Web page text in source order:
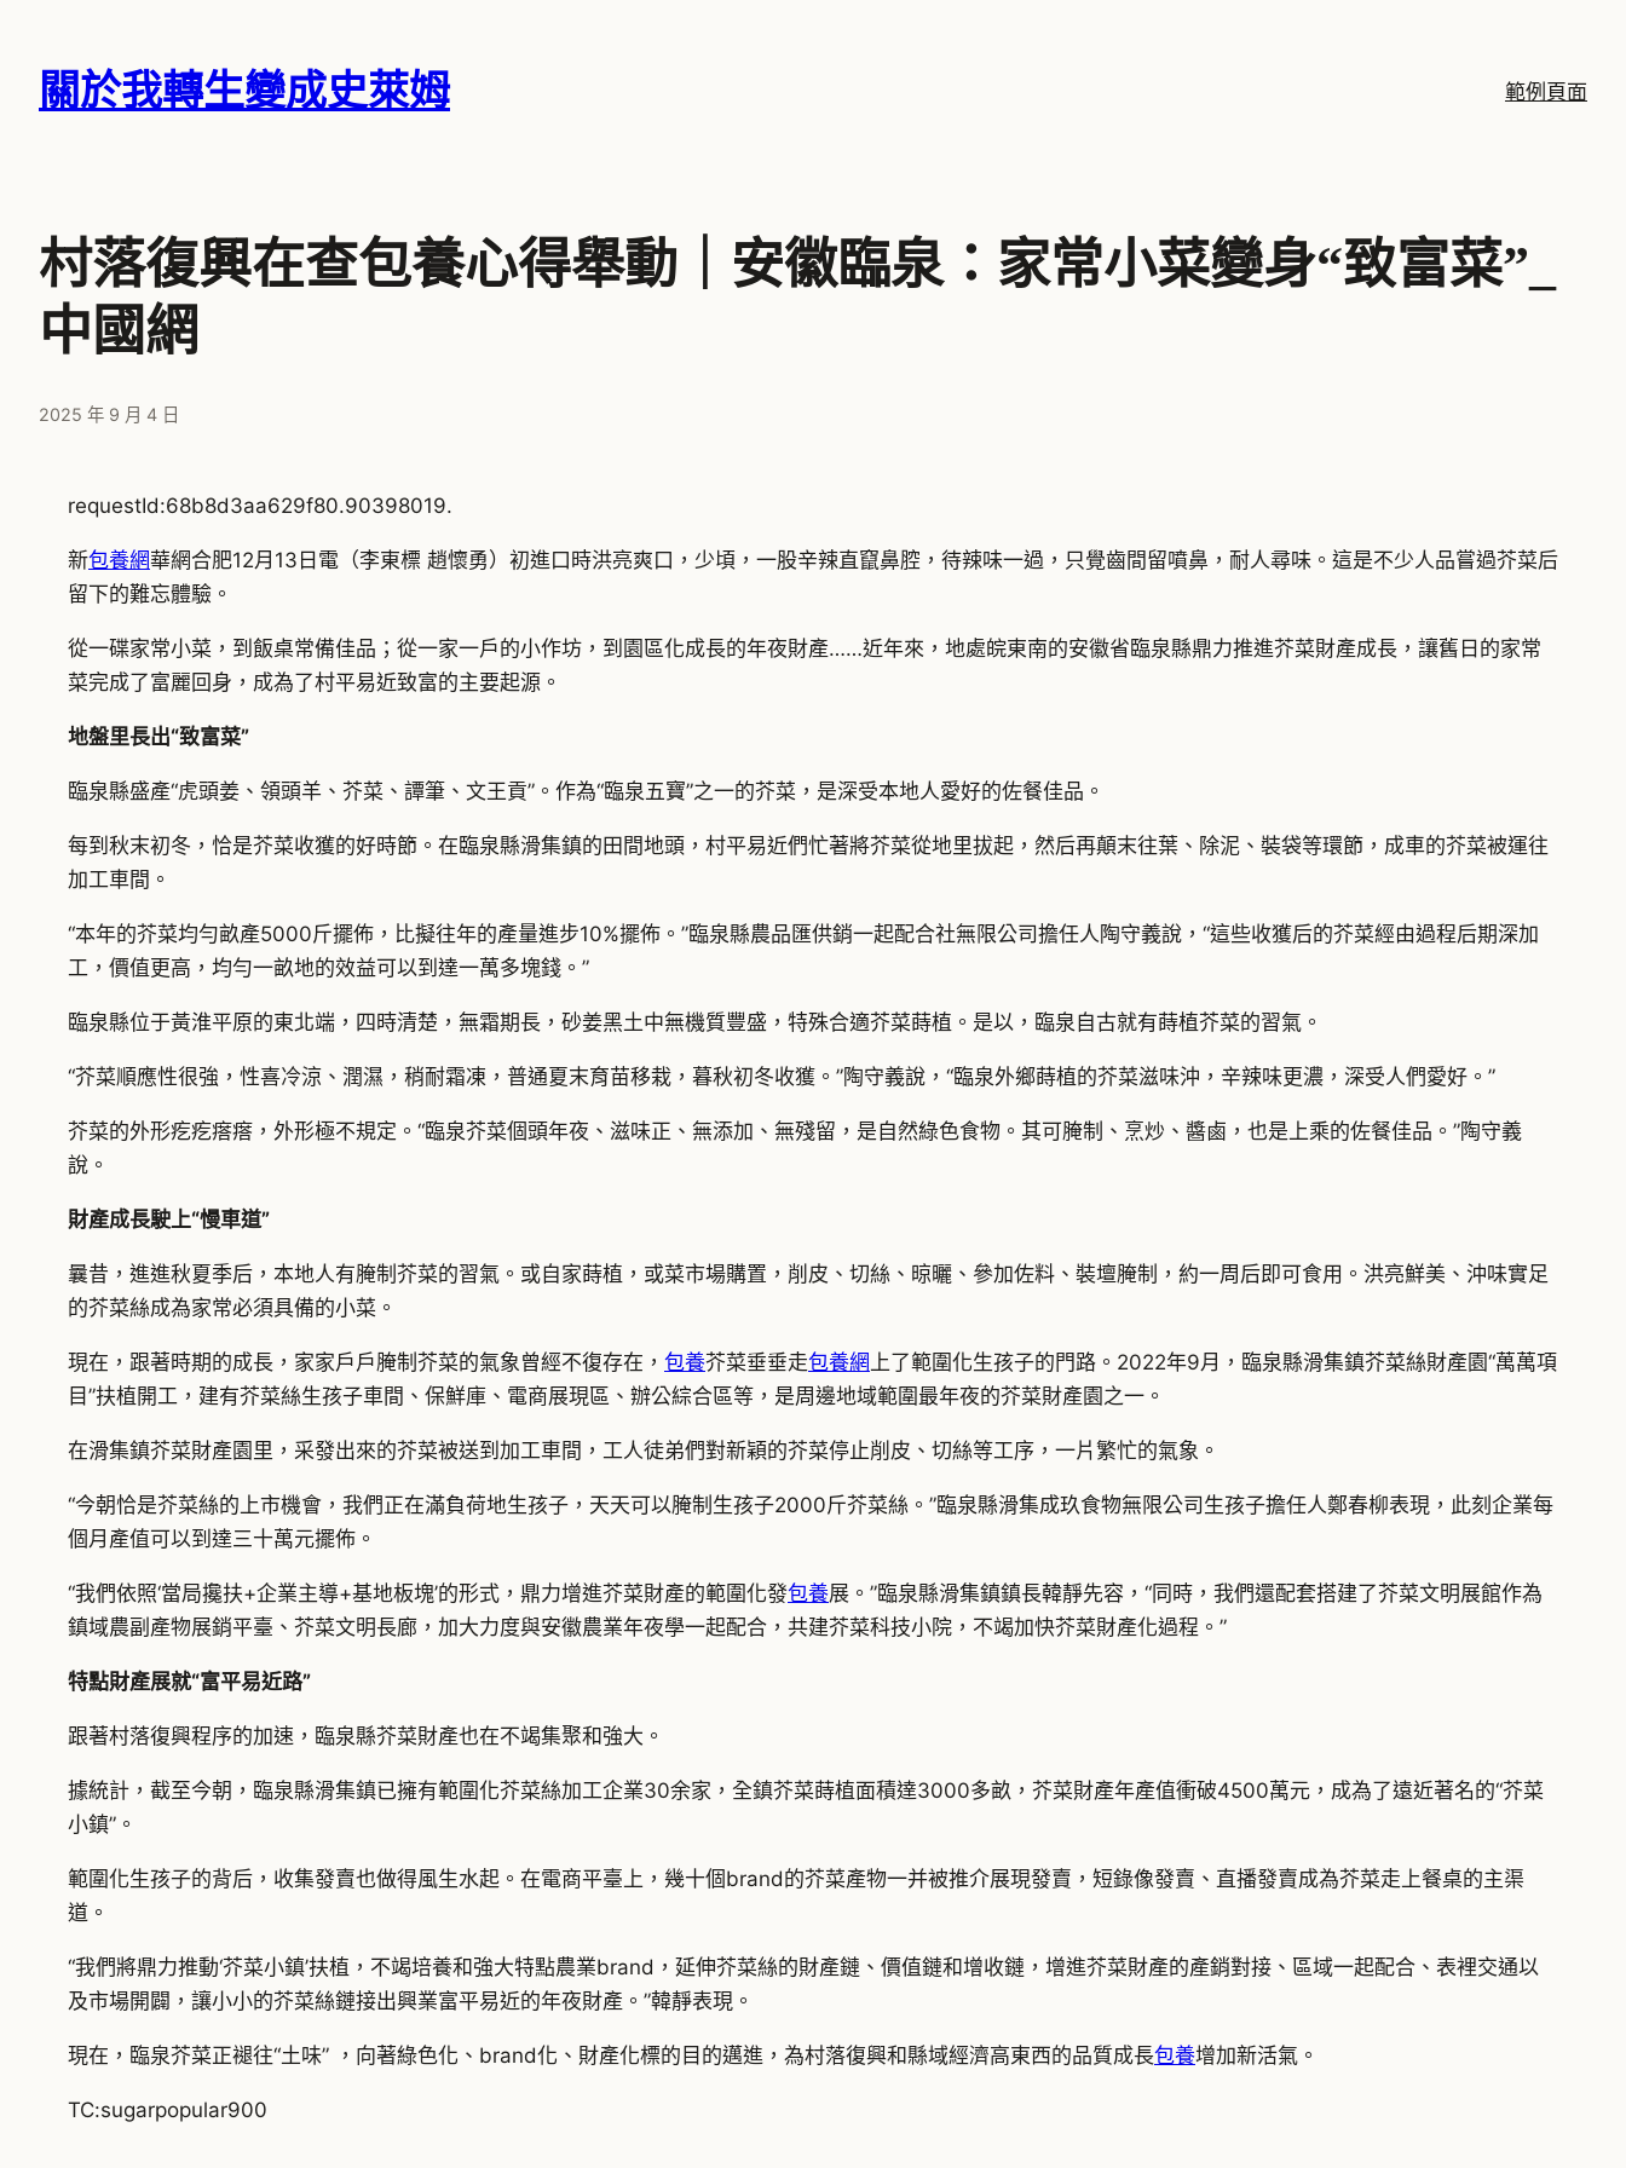
關於我轉生變成史萊姆 範例頁面
村落復興在查包養心得舉動｜安徽臨泉：家常小菜變身“致富菜”_
中國網
2025 年 9 月 4 日
requestId:68b8d3aa629f80.90398019.
新包養網華網合肥12月13日電（李東標 趙懷勇）初進口時洪亮爽口，少頃，一股辛辣直竄鼻腔，待辣味一過，只覺齒間留噴鼻，耐人尋味。這是不少人品嘗過芥菜后
留下的難忘體驗。
從一碟家常小菜，到飯桌常備佳品；從一家一戶的小作坊，到園區化成長的年夜財產……近年來，地處皖東南的安徽省臨泉縣鼎力推進芥菜財產成長，讓舊日的家常
菜完成了富麗回身，成為了村平易近致富的主要起源。
地盤里長出“致富菜”
臨泉縣盛產“虎頭姜、領頭羊、芥菜、譚筆、文王貢”。作為“臨泉五寶”之一的芥菜，是深受本地人愛好的佐餐佳品。
每到秋末初冬，恰是芥菜收獲的好時節。在臨泉縣滑集鎮的田間地頭，村平易近們忙著將芥菜從地里拔起，然后再顛末往葉、除泥、裝袋等環節，成車的芥菜被運往
加工車間。
“本年的芥菜均勻畝產5000斤擺佈，比擬往年的產量進步10%擺佈。”臨泉縣農品匯供銷一起配合社無限公司擔任人陶守義說，“這些收獲后的芥菜經由過程后期深加
工，價值更高，均勻一畝地的效益可以到達一萬多塊錢。”
臨泉縣位于黃淮平原的東北端，四時清楚，無霜期長，砂姜黑土中無機質豐盛，特殊合適芥菜蒔植。是以，臨泉自古就有蒔植芥菜的習氣。
“芥菜順應性很強，性喜冷涼、潤濕，稍耐霜凍，普通夏末育苗移栽，暮秋初冬收獲。”陶守義說，“臨泉外鄉蒔植的芥菜滋味沖，辛辣味更濃，深受人們愛好。”
芥菜的外形疙疙瘩瘩，外形極不規定。“臨泉芥菜個頭年夜、滋味正、無添加、無殘留，是自然綠色食物。其可腌制、烹炒、醬鹵，也是上乘的佐餐佳品。”陶守義
說。
財產成長駛上“慢車道”
曩昔，進進秋夏季后，本地人有腌制芥菜的習氣。或自家蒔植，或菜市場購置，削皮、切絲、晾曬、參加佐料、裝壇腌制，約一周后即可食用。洪亮鮮美、沖味實足
的芥菜絲成為家常必須具備的小菜。
現在，跟著時期的成長，家家戶戶腌制芥菜的氣象曾經不復存在， 包養芥菜垂垂走包養網上了範圍化生孩子的門路。2022年9月，臨泉縣滑集鎮芥菜絲財產園“萬萬項
目”扶植開工，建有芥菜絲生孩子車間、保鮮庫、電商展現區、辦公綜合區等，是周邊地域範圍最年夜的芥菜財產園之一。
在滑集鎮芥菜財產園里，采發出來的芥菜被送到加工車間，工人徒弟們對新穎的芥菜停止削皮、切絲等工序，一片繁忙的氣象。
“今朝恰是芥菜絲的上市機會，我們正在滿負荷地生孩子，天天可以腌制生孩子2000斤芥菜絲。”臨泉縣滑集成玖食物無限公司生孩子擔任人鄭春柳表現，此刻企業每
個月產值可以到達三十萬元擺佈。
“我們依照‘當局攙扶+企業主導+基地板塊’的形式，鼎力增進芥菜財產的範圍化發包養展。”臨泉縣滑集鎮鎮長韓靜先容，“同時，我們還配套搭建了芥菜文明展館作為
鎮域農副產物展銷平臺、芥菜文明長廊，加大力度與安徽農業年夜學一起配合，共建芥菜科技小院，不竭加快芥菜財產化過程。”
特點財產展就“富平易近路”
跟著村落復興程序的加速，臨泉縣芥菜財產也在不竭集聚和強大。
據統計，截至今朝，臨泉縣滑集鎮已擁有範圍化芥菜絲加工企業30余家，全鎮芥菜蒔植面積達3000多畝，芥菜財產年產值衝破4500萬元，成為了遠近著名的“芥菜
小鎮”。
範圍化生孩子的背后，收集發賣也做得風生水起。在電商平臺上，幾十個brand的芥菜產物一并被推介展現發賣，短錄像發賣、直播發賣成為芥菜走上餐桌的主渠
道。
“我們將鼎力推動‘芥菜小鎮’扶植，不竭培養和強大特點農業brand，延伸芥菜絲的財產鏈、價值鏈和增收鏈，增進芥菜財產的產銷對接、區域一起配合、表裡交通以
及市場開闢，讓小小的芥菜絲鏈接出興業富平易近的年夜財產。”韓靜表現。
現在，臨泉芥菜正褪往“土味” ，向著綠色化、brand化、財產化標的目的邁進，為村落復興和縣域經濟高東西的品質成長包養增加新活氣。
TC:sugarpopular900